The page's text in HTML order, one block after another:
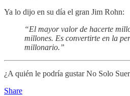
Ya lo dijo en su día el gran Jim Rohn:
“El mayor valor de hacerte
millones. Es convertirte en la
millonario.”
¿A quién le podría gustar No Solo
Share